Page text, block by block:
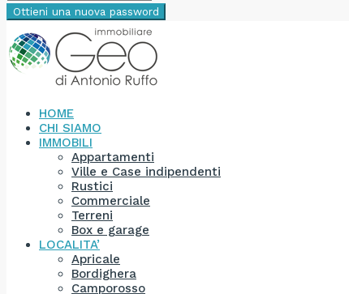
Ottieni una nuova password
HOME
CHI SIAMO
IMMOBILI
Appartamenti
Ville e Case indipendenti
Rustici
Commerciale
Terreni
Box e garage
LOCALITA’
Apricale
Bordighera
Camporosso